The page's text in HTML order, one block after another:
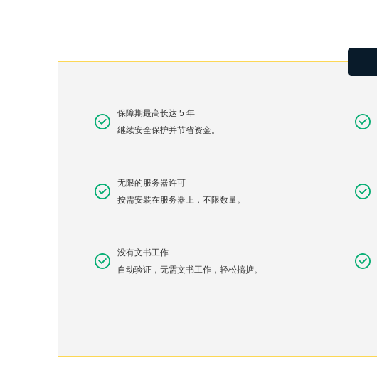
保障期最高长达 5 年
继续安全保护并节省资金。
无限的服务器许可
按需安装在服务器上，不限数量。
没有文书工作
自动验证，无需文书工作，轻松搞掂。